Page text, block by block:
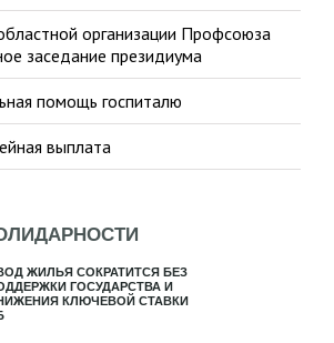
организации Профсоюза
заседание президиума
помощь госпиталю
выплата
ЖИЛЬЯ СОКРАТИТСЯ БЕЗ
ГОСУДАРСТВА И
КЛЮЧЕВОЙ СТАВКИ